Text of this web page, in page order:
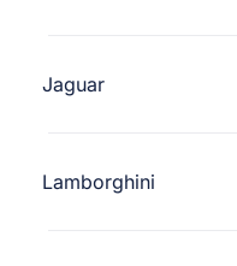
Jaguar
Lamborghini